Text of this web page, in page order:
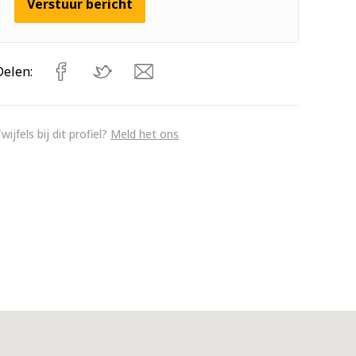
Verstuur bericht
bij dit profiel? Meld het ons